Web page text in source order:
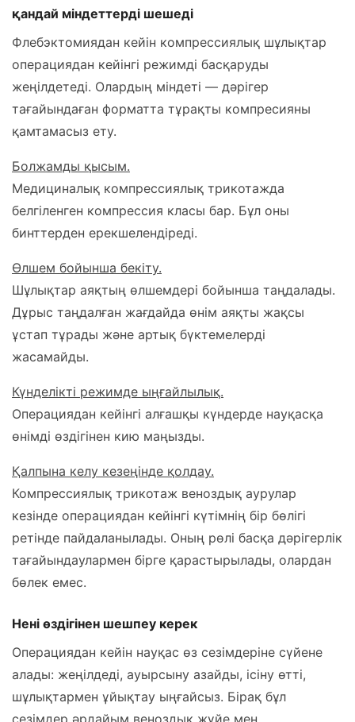
қандай міндеттерді шешеді
Флебэктомиядан кейін компрессиялық шұлықтар
операциядан кейінгі режимді басқаруды
жеңілдетеді. Олардың міндеті — дәрігер
тағайындаған форматта тұрақты компресияны
қамтамасыз ету.
Болжамды қысым.
Медициналық компрессиялық трикотажда
белгіленген компрессия класы бар. Бұл оны
бинттерден ерекшелендіреді.
Өлшем бойынша бекіту.
Шұлықтар аяқтың өлшемдері бойынша таңдалады.
Дұрыс таңдалған жағдайда өнім аяқты жақсы
ұстап тұрады және артық бүктемелерді
жасамайды.
Күнделікті режимде ыңғайлылық.
Операциядан кейінгі алғашқы күндерде науқасқа
өнімді өздігінен кию маңызды.
Қалпына келу кезеңінде қолдау.
Компрессиялық трикотаж веноздық аурулар
кезінде операциядан кейінгі күтімнің бір бөлігі
ретінде пайдаланылады. Оның рөлі басқа дәрігерлік
тағайындаулармен бірге қарастырылады, олардан
бөлек емес.
Нені өздігінен шешпеу керек
Операциядан кейін науқас өз сезімдеріне сүйене
алады: жеңілдеді, ауырсыну азайды, ісіну өтті,
шұлықтармен ұйықтау ыңғайсыз. Бірақ бұл
сезімдер әрдайым веноздық жүйе мен